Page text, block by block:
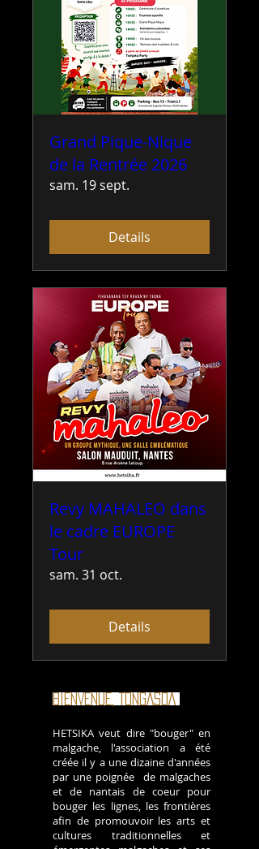
Grand Pique-Nique
de la Rentrée 2026
sam. 19 sept.
Details
Revy MAHALEO dans
le cadre EUROPE
Tour
sam. 31 oct.
Details
BIENVENUE, TONGASOA
HETSIKA veut dire "bouger" en
malgache, l'association a été
créée il y a une dizaine d'années
par une poignée de malgaches
et de nantais de coeur pour
bouger les lignes, les frontières
afin de promouvoir les arts et
cultures traditionnelles et